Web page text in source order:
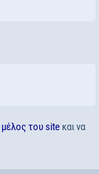
μέλος του site και να